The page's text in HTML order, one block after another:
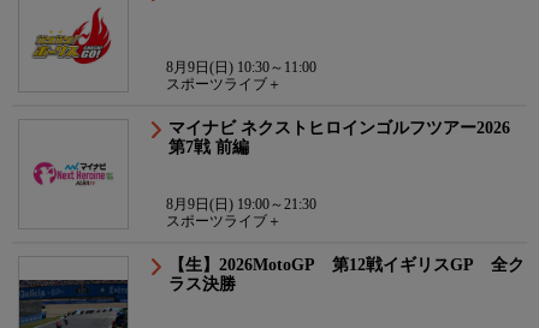
8月9日(日) 10:30～11:00
スポーツライブ＋
マイナビ ネクストヒロインゴルフツアー2026
第7戦 前編
8月9日(日) 19:00～21:30
スポーツライブ＋
【生】2026MotoGP 第12戦イギリスGP 全ク
ラス決勝